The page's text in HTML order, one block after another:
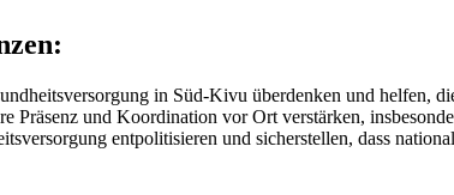
in Süd-Kivu überdenken und helfen,
Präsenz und Koordination vor Ort verstärken,
entpolitisieren und sicherstellen, dass